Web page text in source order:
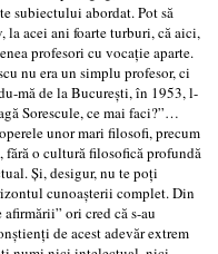
subiectului abordat. Pot să
la acei ani foarte turburi, că aici,
profesori cu vocaţie aparte.
nu era un simplu profesor, ci
mă de la Bucureşti, în 1953, l-
Sorescule, ce mai faci?”…
unor mari filosofi, precum
fără o cultură filosofică profundă
Şi, desigur, nu te poţi
cunoaşterii complet. Din
ori cred că s-au
de acest adevăr extrem